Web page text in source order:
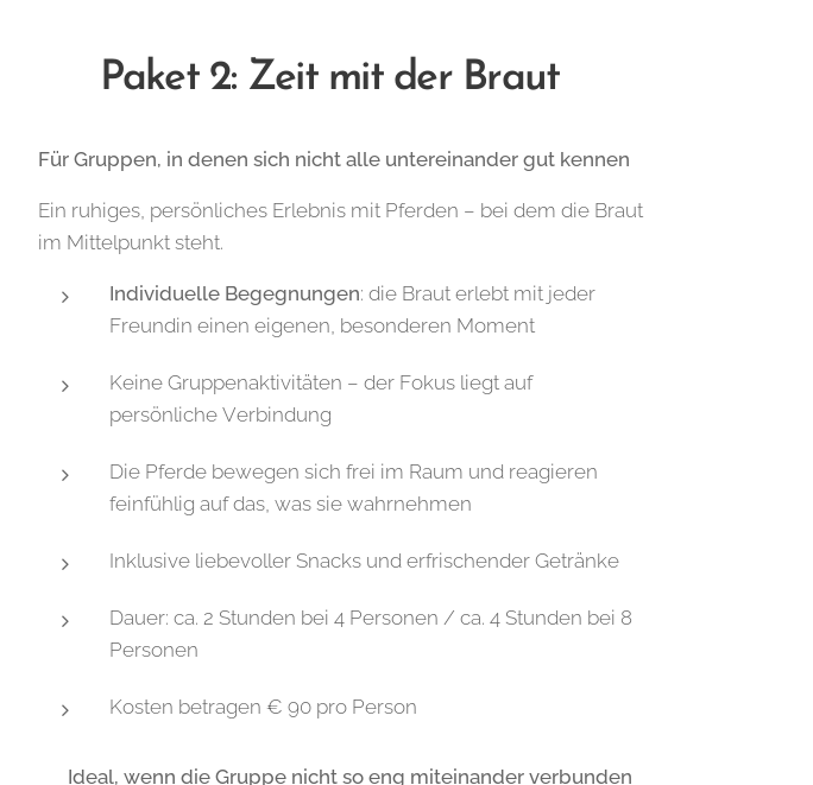
Paket 2: Zeit mit der Braut
Für Gruppen, in denen sich nicht alle untereinander gut kennen
Ein ruhiges, persönliches Erlebnis mit Pferden – bei dem die Braut
im Mittelpunkt steht.
Individuelle Begegnungen: die Braut erlebt mit jeder
Freundin einen eigenen, besonderen Moment
Keine Gruppenaktivitäten – der Fokus liegt auf
persönliche Verbindung
Die Pferde bewegen sich frei im Raum und reagieren
feinfühlig auf das, was sie wahrnehmen
Inklusive liebevoller Snacks und erfrischender Getränke
Dauer: ca. 2 Stunden bei 4 Personen / ca. 4 Stunden bei 8
Personen
Kosten betragen € 90 pro Person
Ideal, wenn die Gruppe nicht so eng miteinander verbunden